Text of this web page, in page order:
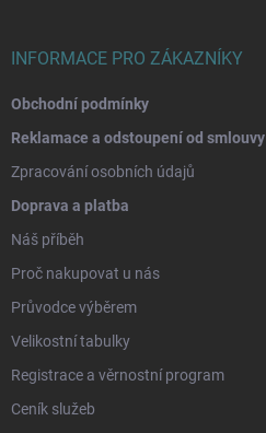
INFORMACE PRO ZÁKAZNÍKY
Obchodní podmínky
Reklamace a odstoupení od smlouvy
Zpracování osobních údajů
Doprava a platba
Náš příběh
Proč nakupovat u nás
Průvodce výběrem
Velikostní tabulky
Registrace a věrnostní program
Ceník služeb